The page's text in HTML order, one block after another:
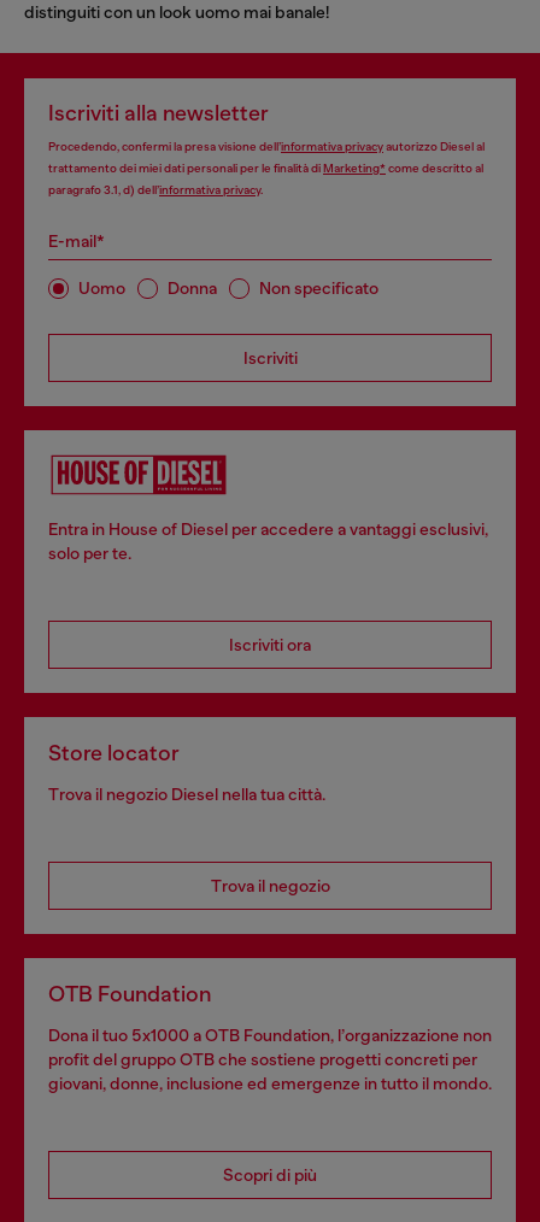
distinguiti con un look uomo mai banale!
Iscriviti alla newsletter
Procedendo, confermi la presa visione dell’informativa privacyautorizzo Diesel al
trattamento dei miei dati personali per le finalità diMarketing*come descritto al
paragrafo 3.1, d) dell’informativa privacy.
E-mail*
Uomo Donna Non specificato
Iscriviti
Entra in House of Diesel per accedere a vantaggi esclusivi,
solo per te.
Iscriviti ora
Store locator
Trova il negozio Diesel nella tua città.
Trova il negozio
OTB Foundation
Dona il tuo 5x1000 a OTB Foundation, l’organizzazione non
profit del gruppo OTB che sostiene progetti concreti per
giovani, donne, inclusione ed emergenze in tutto il mondo.
Scopri di più